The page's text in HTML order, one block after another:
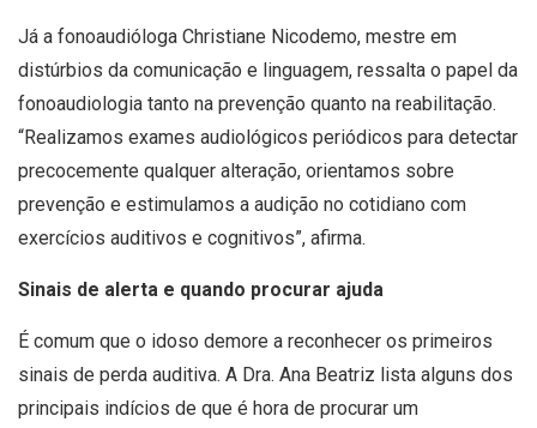
Já a fonoaudióloga Christiane Nicodemo, mestre em
distúrbios da comunicação e linguagem, ressalta o papel da
fonoaudiologia tanto na prevenção quanto na reabilitação.
“Realizamos exames audiológicos periódicos para detectar
precocemente qualquer alteração, orientamos sobre
prevenção e estimulamos a audição no cotidiano com
exercícios auditivos e cognitivos”, afirma.
Sinais de alerta e quando procurar ajuda
É comum que o idoso demore a reconhecer os primeiros
sinais de perda auditiva. A Dra. Ana Beatriz lista alguns dos
principais indícios de que é hora de procurar um